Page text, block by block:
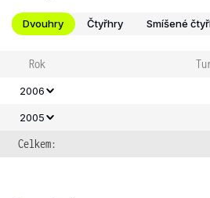
Dvouhry Čtyřhry Smíšené
Rok
2006
2005
Celkem: